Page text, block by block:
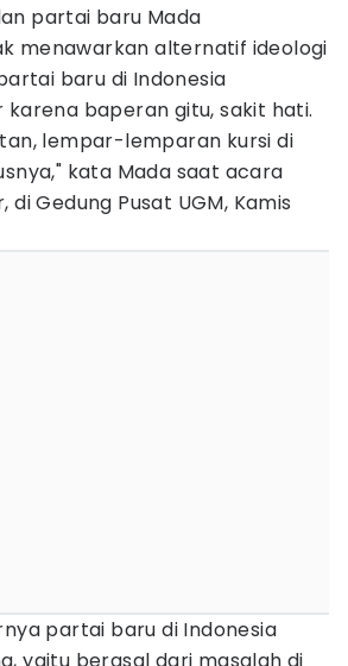
partai baru Mada
menawarkan alternatif ideologi
baru di Indonesia
karena baperan gitu, sakit hati.
lempar-lemparan kursi di
kata Mada saat acara
di Gedung Pusat UGM, Kamis
partai baru di Indonesia